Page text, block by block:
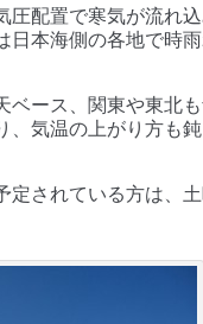
圧配置で寒気が流れ
日本海側の各地で時
ベース、関東や東北
、気温の上がり方も
定されている方は、